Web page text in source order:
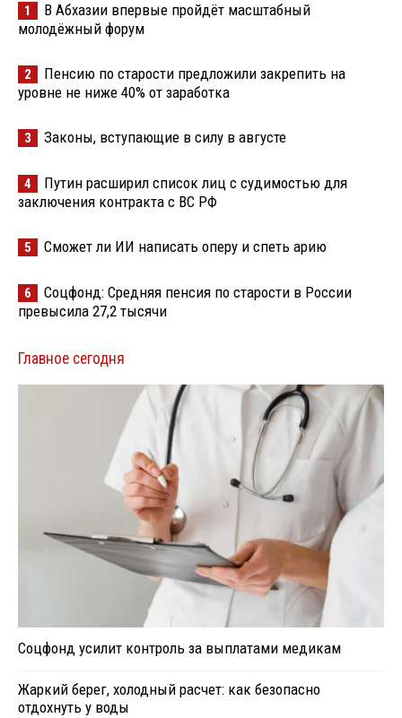
1
В Абхазии впервые пройдёт масштабный
молодёжный форум
2
Пенсию по старости предложили закрепить на
уровне не ниже 40% от заработка
3 Законы, вступающие в силу в августе
4
Путин расширил список лиц с судимостью для
заключения контракта с ВС РФ
5 Сможет ли ИИ написать оперу и спеть арию
6
Соцфонд: Средняя пенсия по старости в России
превысила 27,2 тысячи
Главное сегодня
Соцфонд усилит контроль за выплатами медикам
Жаркий берег, холодный расчет: как безопасно
отдохнуть у воды